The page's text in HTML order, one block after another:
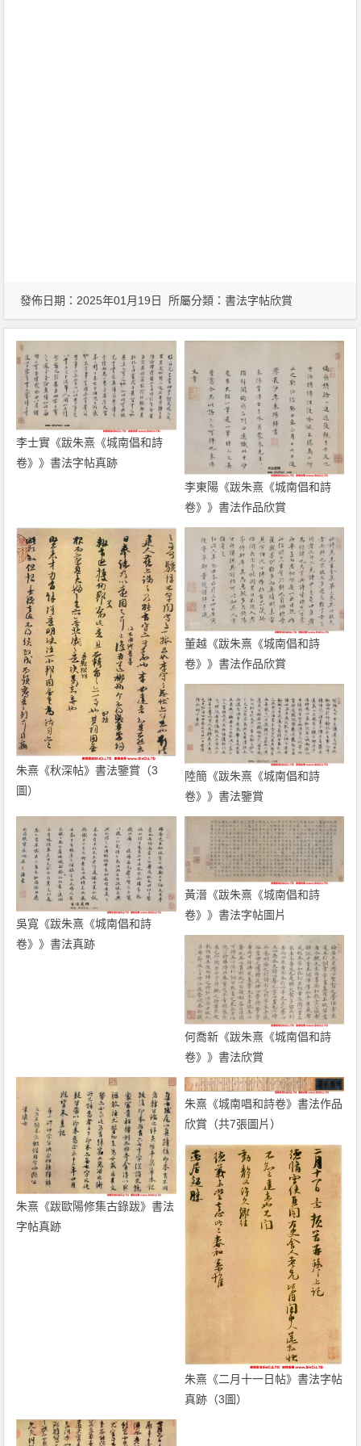
發佈日期：2025年01月19日 所屬分類：書法字帖欣賞
李士實《跋朱熹《城南倡和詩
卷》》書法字帖真跡
李東陽《跋朱熹《城南倡和詩
卷》》書法作品欣賞
朱熹《秋深帖》書法鑒賞（3
圖）
董越《跋朱熹《城南倡和詩
卷》》書法作品欣賞
陸簡《跋朱熹《城南倡和詩
卷》》書法鑒賞
吳寬《跋朱熹《城南倡和詩
卷》》書法真跡
黃溍《跋朱熹《城南倡和詩
卷》》書法字帖圖片
何喬新《跋朱熹《城南倡和詩
卷》》書法欣賞
朱熹《跋歐陽修集古錄跋》書法
字帖真跡
朱熹《城南唱和詩卷》書法作品
欣賞（共7張圖片）
朱熹《二月十一日帖》書法字帖
真跡（3圖）